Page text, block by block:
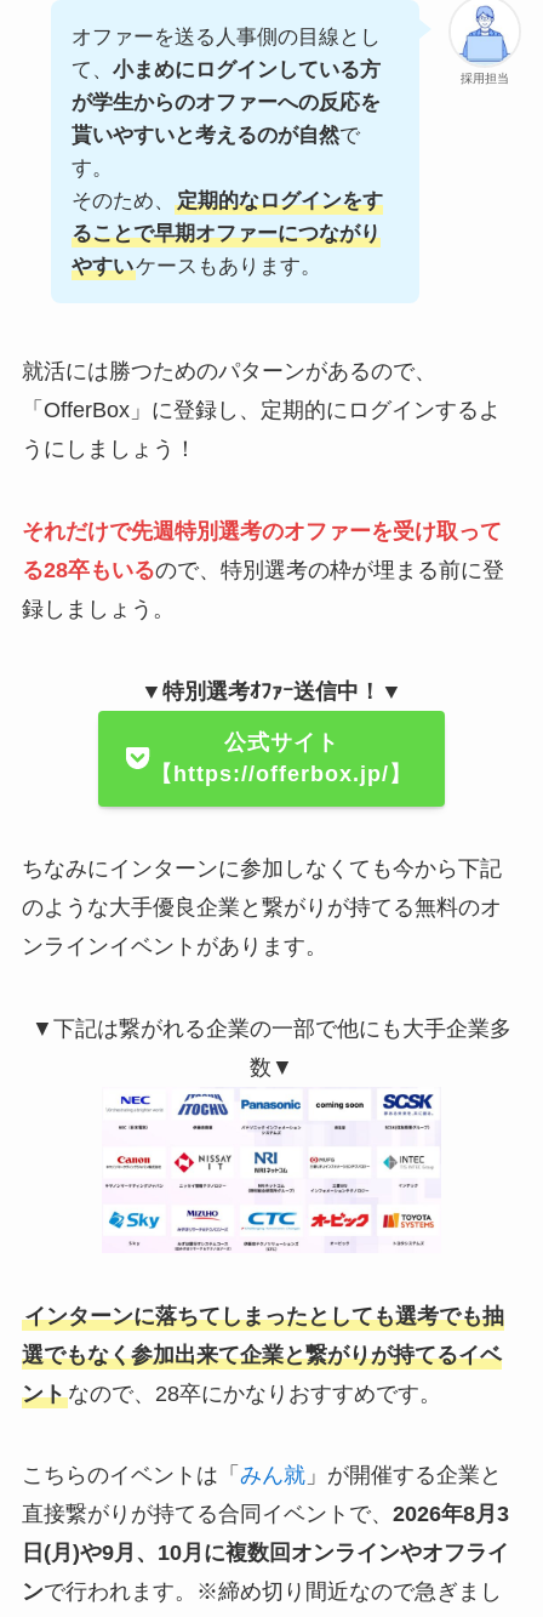
採用担当
オファーを送る人事側の目線とし
て、 小まめにログインしている方
が学生からのオファーへの反応を
貰いやすいと考えるのが自然で
す。
そのため、
定期的なログインをす
ることで早期オファーにつながり
やすいケースもあります。
就活には勝つためのパターンがあるので、
「OfferBox」に登録し、定期的にログインするよ
うにしましょう！
それだけで先週特別選考のオファーを受け取って
る28卒もいるので、特別選考の枠が埋まる前に登
録しましょう。
▼特別選考ｵﾌｧｰ送信中！▼
公式サイト
【https://offerbox.jp/】
ちなみにインターンに参加しなくても今から下記
のような大手優良企業と繋がりが持てる無料のオ
ンラインイベントがあります。
▼下記は繋がれる企業の一部で他にも大手企業多
数▼
インターンに落ちてしまったとしても選考でも抽
選でもなく参加出来て企業と繋がりが持てるイベ
ントなので、28卒にかなりおすすめです。
こちらのイベントは「 みん就」が開催する企業と
直接繋がりが持てる合同イベントで、 2026年8月3
日(月)や9月、10月 に複数回オンラインやオフライ
ンで行われます。※締め切り間近なので急ぎまし